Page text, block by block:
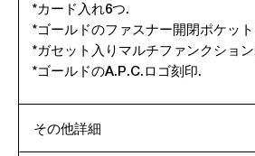
*カード入れ6つ.
*ゴールドのファスナー開閉ポケッ
*ガセット入りマルチファンクショ
*ゴールドのA.P.C.ロゴ刻印.
その他詳細